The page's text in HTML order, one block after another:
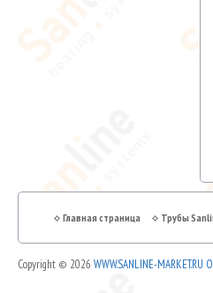
Главная страница Трубы
Copyright © 2026 WWW.SANLINE-